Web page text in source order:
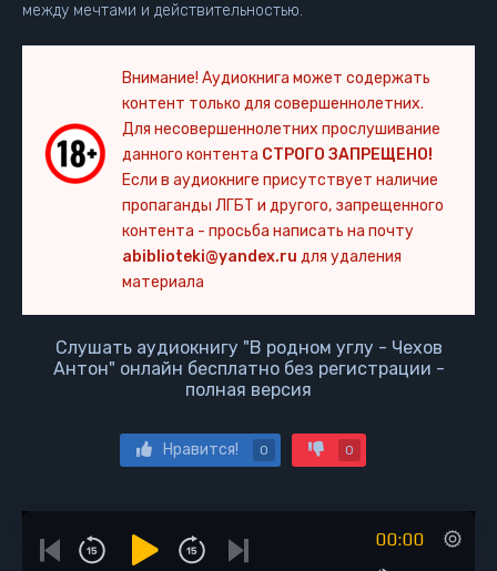
между мечтами и действительностью.
Внимание! Аудиокнига может содержать
контент только для совершеннолетних.
Для несовершеннолетних прослушивание
данного контента СТРОГО ЗАПРЕЩЕНО!
Если в аудиокниге присутствует наличие
пропаганды ЛГБТ и другого, запрещенного
контента - просьба написать на почту
abiblioteki@yandex.ru для удаления
материала
Слушать аудиокнигу "В родном углу - Чехов
Антон" онлайн бесплатно без регистрации -
полная версия
Нравится! 0 0
00:00